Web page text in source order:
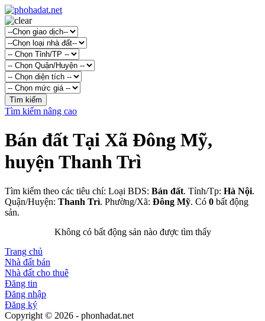
Tìm kiếm nâng cao
Bán đất Tại Xã Đông Mỹ,
huyện Thanh Trì
Tìm kiếm theo các tiêu chí: Loại BDS: Bán đất. Tỉnh/Tp: Hà Nội.
Quận/Huyện: Thanh Trì. Phường/Xã: Đông Mỹ. Có 0 bất động
sản.
Không có bất động sản nào được tìm thấy
Trang chủ
Nhà đất bán
Nhà đất cho thuê
Đăng tin
Đăng nhập
Đăng ký
Copyright © 2026 - phonhadat.net